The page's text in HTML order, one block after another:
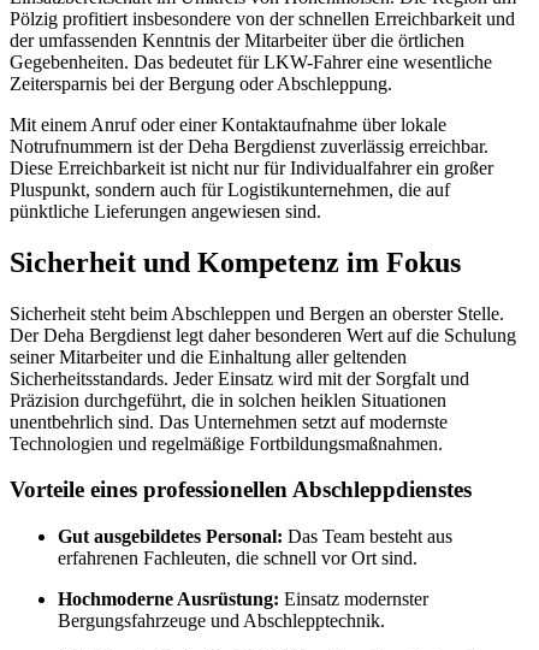
Pölzig profitiert insbesondere von der schnellen Erreichbarkeit und
der umfassenden Kenntnis der Mitarbeiter über die örtlichen
Gegebenheiten. Das bedeutet für LKW-Fahrer eine wesentliche
Zeitersparnis bei der Bergung oder Abschleppung.
Mit einem Anruf oder einer Kontaktaufnahme über lokale
Notrufnummern ist der Deha Bergdienst zuverlässig erreichbar.
Diese Erreichbarkeit ist nicht nur für Individualfahrer ein großer
Pluspunkt, sondern auch für Logistikunternehmen, die auf
pünktliche Lieferungen angewiesen sind.
Sicherheit und Kompetenz im Fokus
Sicherheit steht beim Abschleppen und Bergen an oberster Stelle.
Der Deha Bergdienst legt daher besonderen Wert auf die Schulung
seiner Mitarbeiter und die Einhaltung aller geltenden
Sicherheitsstandards. Jeder Einsatz wird mit der Sorgfalt und
Präzision durchgeführt, die in solchen heiklen Situationen
unentbehrlich sind. Das Unternehmen setzt auf modernste
Technologien und regelmäßige Fortbildungsmaßnahmen.
Vorteile eines professionellen Abschleppdienstes
Gut ausgebildetes Personal: Das Team besteht aus
erfahrenen Fachleuten, die schnell vor Ort sind.
Hochmoderne Ausrüstung: Einsatz modernster
Bergungsfahrzeuge und Abschlepptechnik.